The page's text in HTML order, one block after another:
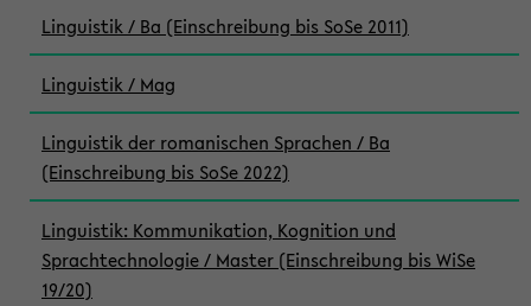
Linguistik / Ba (Einschreibung bis SoSe 2011)
Linguistik / Mag
Linguistik der romanischen Sprachen / Ba
(Einschreibung bis SoSe 2022)
Linguistik: Kommunikation, Kognition und
Sprachtechnologie / Master (Einschreibung bis WiSe
19/20)